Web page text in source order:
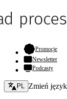
Promocje-
Newsletter
Podcasty
Zmień język -
PL Zmień